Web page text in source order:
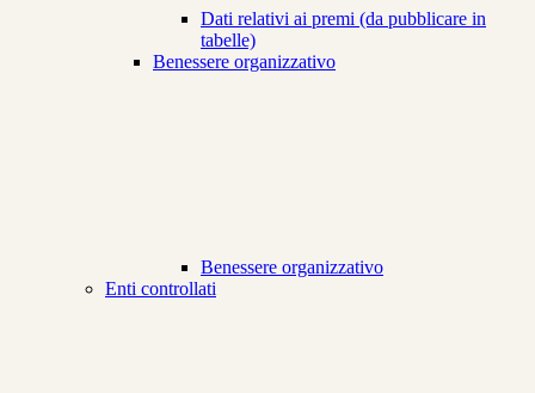
Dati relativi ai premi (da pubblicare in
tabelle)
Benessere organizzativo
Benessere organizzativo
Enti controllati